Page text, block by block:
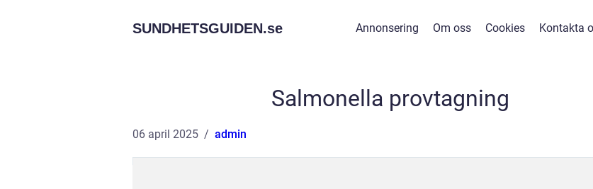
SUNDHETSGUIDEN.se Annonsering Om oss Cookies Kontakta
Salmonella provtagning
06 april 2025 admin